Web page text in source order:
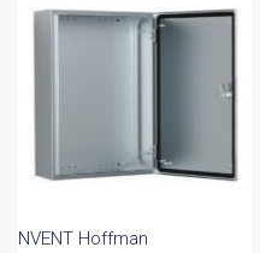
NVENT Hoffman